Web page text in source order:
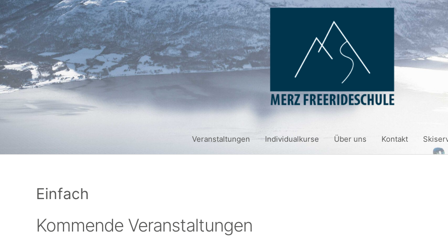
Zum
Inhalt
springen
Veranstaltungen Individualkurse Über uns Kontakt
Einfach
Kommende Veranstaltungen